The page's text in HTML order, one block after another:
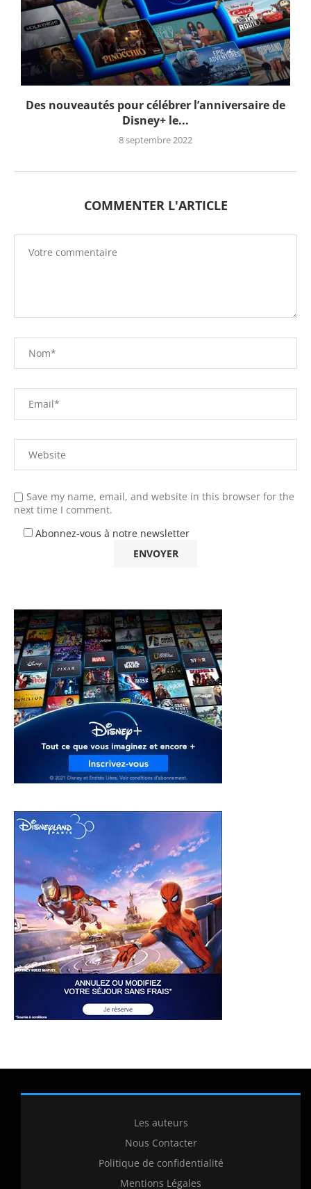
Des nouveautés pour célébrer l’anniversaire de
Disney+ le...
8 septembre 2022
COMMENTER L'ARTICLE
Save my name, email, and website in this browser for the
next time I comment.
Abonnez-vous à notre newsletter
Les auteurs
Nous Contacter
Politique de confidentialité
Mentions Légales